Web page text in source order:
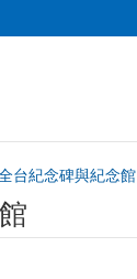
台紀念碑與紀念館